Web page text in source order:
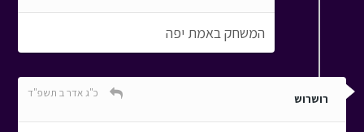
המשחק באמת יפה
רושרוש כ"ג אדר ב תשפ"ד